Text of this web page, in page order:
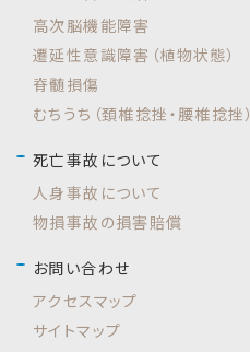
高次脳機能障害
遷延性意識障害（植物状態）
脊髄損傷
むちうち（頚椎捻挫・腰椎捻挫）
死亡事故について
人身事故について
物損事故の損害賠償
お問い合わせ
アクセスマップ
サイトマップ